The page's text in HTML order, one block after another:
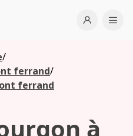
Open
/
ferrand/
ferrand
à